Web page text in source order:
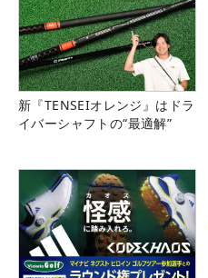
新『TENSEIオレンジ』はドラ
イバーシャフトの“最適解”